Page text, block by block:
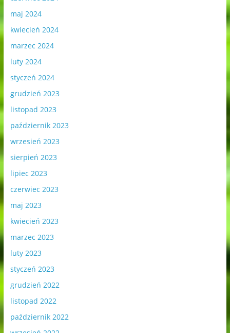
maj 2024
kwiecień 2024
marzec 2024
luty 2024
styczeń 2024
grudzień 2023
listopad 2023
październik 2023
wrzesień 2023
sierpień 2023
lipiec 2023
czerwiec 2023
maj 2023
kwiecień 2023
marzec 2023
luty 2023
styczeń 2023
grudzień 2022
listopad 2022
październik 2022